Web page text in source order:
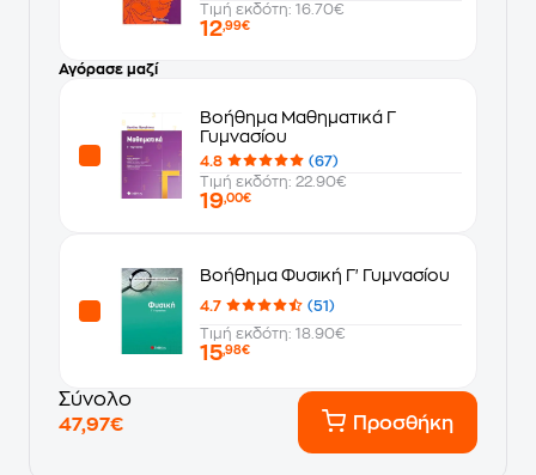
Τιμή εκδότη: 16.70€
12,99€
Αγόρασε μαζί
Βοήθημα Μαθηματικά Γ
Γυμνασίου
4.8
(67)
Τιμή εκδότη: 22.90€
19,00€
Βοήθημα Φυσική Γ' Γυμνασίου
4.7
(51)
Τιμή εκδότη: 18.90€
15,98€
Σύνολο
47,97€
Προσθήκη